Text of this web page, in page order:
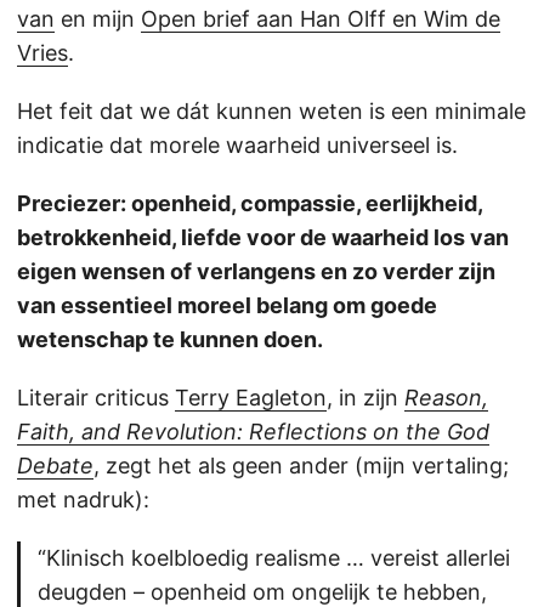
van en mijn Open brief aan Han Olff en Wim de
Vries.
Het feit dat we dát kunnen weten is een minimale
indicatie dat morele waarheid universeel is.
Preciezer: openheid, compassie, eerlijkheid,
betrokkenheid, liefde voor de waarheid los van
eigen wensen of verlangens en zo verder zijn
van essentieel moreel belang om goede
wetenschap te kunnen doen.
Literair criticus Terry Eagleton, in zijn Reason,
Faith, and Revolution: Reflections on the God
Debate, zegt het als geen ander (mijn vertaling;
met nadruk):
“Klinisch koelbloedig realisme … vereist allerlei
deugden – openheid om ongelijk te hebben,